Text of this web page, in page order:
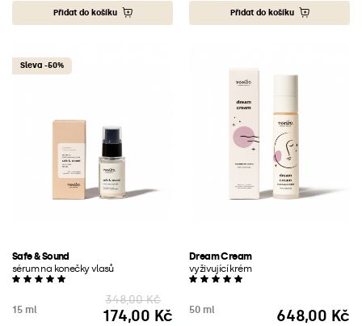
Přidat do košíku Přidat do košíku
Sleva -50%
Safe & Sound
sérum na konečky vlasů
15 ml
348,00 Kč
Cena
174,00 Kč
Dream Cream
vyživující krém
50 ml
Cena
648,00 Kč